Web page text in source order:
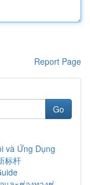
Report Page
Go
và Ứng Dụng
标杆